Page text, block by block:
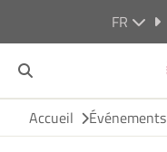
FR
Accueil Événements